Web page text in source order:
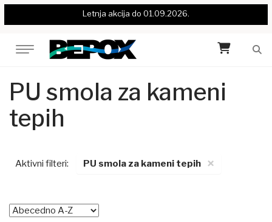
Letnja akcija do 01.09.2026.
PU smola za kameni
tepih
Aktivni filteri: ×
PU smola za kameni tepih